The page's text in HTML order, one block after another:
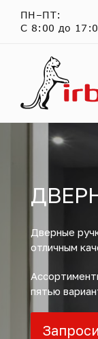
ПН–ПТ:
С 8:00 до
Дверные
отличным
пятью